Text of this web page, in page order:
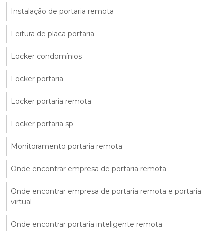
Instalação de portaria remota
Leitura de placa portaria
Locker condomínios
Locker portaria
Locker portaria remota
Locker portaria sp
Monitoramento portaria remota
Onde encontrar empresa de portaria remota
Onde encontrar empresa de portaria remota e portaria
virtual
Onde encontrar portaria inteligente remota